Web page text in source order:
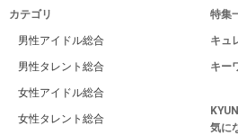
カテゴリ
男性アイドル総合
男性タレント総合
女性アイドル総合
女性タレント総合
特集
キュ
キー
気に